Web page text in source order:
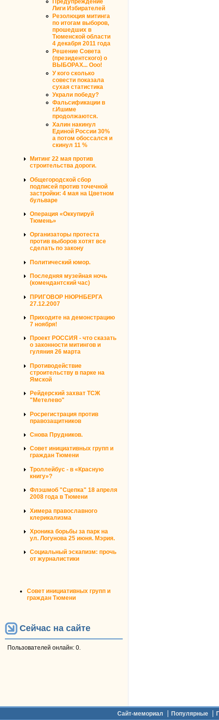
Лиги Избирателей
Резолюция митинга
по итогам выборов,
прошедших в
Тюменской области
4 декабря 2011 года
Решение Совета
(президентского) о
ВЫБОРАХ... Ооо!
У кого сколько
совести показала
сухая статистика
Украли победу?
Фальсификации в
г.Ишиме
продолжаются.
Халин накинул
Единой России 30%
а потом обоссался и
скинул 11 %
Митинг 22 мая против
строительства дороги.
Общегородской сбор
подписей против точечной
застройки: 4 мая на Цветном
бульваре
Операция «Оккупируй
Тюмень»
Организаторы протеста
против выборов хотят все
сделать по закону
Политический юмор.
Последняя музейная ночь
(комендантский час)
ПРИГОВОР НЮРНБЕРГА
27.12.2007
Приходите на демонстрацию
7 ноября!
Проект РОССИЯ - что сказать
о законности митингов и
гуляния 26 марта
Противодействие
строительству в парке на
Ямской
Рейдерский захват ТСЖ
"Метелево"
Росрегистрация против
правозащитников
Снова Прудников.
Совет инициативных групп и
граждан Тюмени
Троллейбус - в «Красную
книгу»?
Флэшмоб "Сцепка" 18 апреля
2008 года в Тюмени
Химера православного
клерикализма
Хроника борьбы за парк на
ул. Логунова 25 июня. Мэрия.
Социальный эскапизм: прочь
от журналистики
Совет инициативных групп и
граждан Тюмени
Сейчас на сайте
Пользователей онлайн: 0.
Сайт-мемориал Популярные